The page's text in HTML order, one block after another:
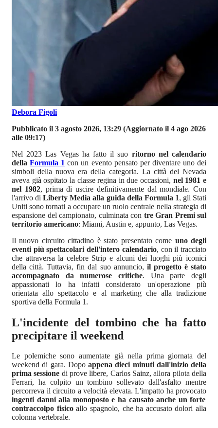
Debora Figoli
Pubblicato il 3 agosto 2026, 13:29 (Aggiornato il 4 ago 2026
alle 09:17)
Nel 2023 Las Vegas ha fatto il suo ritorno nel calendario
dellaFormula 1 con un evento pensato per diventare uno dei
simboli della nuova era della categoria. La città del Nevada
aveva già ospitato la classe regina in due occasioni, nel 1981 e
nel 1982, prima di uscire definitivamente dal mondiale. Con
l'arrivo diLiberty Media alla guida della Formula 1, gli Stati
Uniti sono tornati a occupare un ruolo centrale nella strategia di
espansione del campionato, culminata con tre Gran Premi sul
territorio americano: Miami, Austin e, appunto, Las Vegas.
Il nuovo circuito cittadino è stato presentato come uno degli
eventi più spettacolari dell'intero calendario, con il tracciato
che attraversa la celebre Strip e alcuni dei luoghi più iconici
della città. Tuttavia, fin dal suo annuncio, il progetto è stato
accompagnato da numerose critiche. Una parte degli
appassionati lo ha infatti considerato un'operazione più
orientata allo spettacolo e al marketing che alla tradizione
sportiva della Formula 1.
L'incidente del tombino che ha fatto
precipitare il weekend
Le polemiche sono aumentate già nella prima giornata del
weekend di gara. Dopo appena dieci minuti dall'inizio della
prima sessione di prove libere, Carlos Sainz, allora pilota della
Ferrari, ha colpito un tombino sollevato dall'asfalto mentre
percorreva il circuito a velocità elevata. L'impatto ha provocato
ingenti danni alla monoposto e ha causato anche un forte
contraccolpo fisicoallo spagnolo, che ha accusato dolori alla
colonna vertebrale.